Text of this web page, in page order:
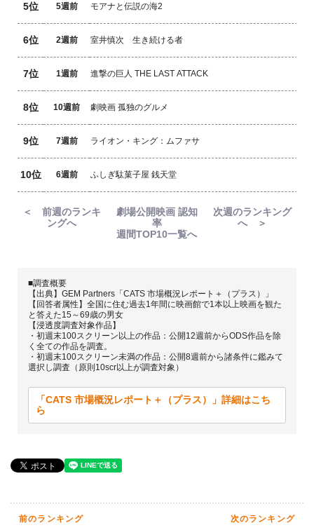
5位 5週前 モアナと伝説の海2
6位 2週前 室井慎次 生き続ける者
7位 1週前 進撃の巨人 THE LAST ATTACK
8位 10週前 劇映画 孤独のグルメ
9位 7週前 ライオン・キング：ムファサ
10位 6週前 ふしぎ駄菓子屋 銭天堂
＜ 前週のランキ
ングへ
劇場公開映画 認知
率
週間TOP10一覧へ
次週のランキング
へ ＞
■調査概要
【出典】GEM Partners「CATS 市場概況レポート＋（プラス）」
【回答者属性】全国に住む過去1年間に映画館で1本以上映画を観た
と答えた15～69歳の男女
【浸透度調査対象作品】
・初週末100スクリーン以上の作品：公開12週前からODS作品を除
く全ての作品を調査。
・初週末100スクリーン未満の作品：公開8週前から諸条件に鑑みて
選択し調査（原則10scr以上が調査対象）
「CATS 市場概況レポート＋（プラス）」詳細はこち
ら
前のランキング
次のランキング